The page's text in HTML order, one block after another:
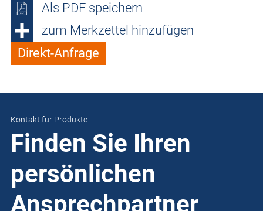
Als PDF speichern
zum Merkzettel hinzufügen
Direkt-Anfrage
Kontakt für Produkte
Finden Sie Ihren
persönlichen
Ansprechpartner